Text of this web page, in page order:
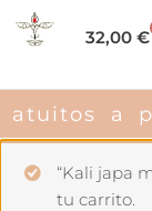
32,00 €
a
“Kali japa
tu carrito.